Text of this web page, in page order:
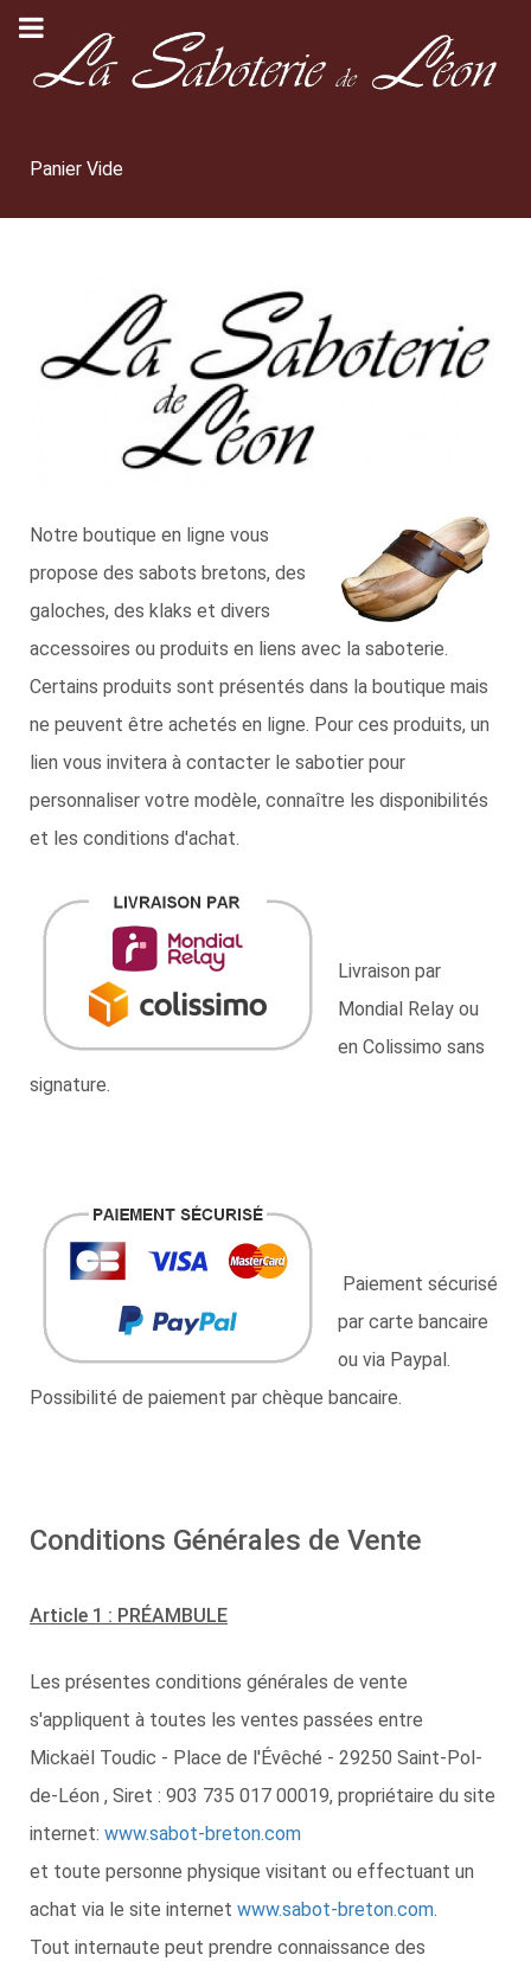
Panier Vide
Notre boutique en ligne vous
propose des sabots bretons, des
galoches, des klaks et divers
accessoires ou produits en liens avec la saboterie.
Certains produits sont présentés dans la boutique mais
ne peuvent être achetés en ligne. Pour ces produits, un
lien vous invitera à contacter le sabotier pour
personnaliser votre modèle, connaître les disponibilités
et les conditions d'achat.
Livraison par
Mondial Relay ou
en Colissimo sans
signature.
Paiement sécurisé
par carte bancaire
ou via Paypal.
Possibilité de paiement par chèque bancaire.
Conditions Générales de Vente
Article 1 : PRÉAMBULE
Les présentes conditions générales de vente
s'appliquent à toutes les ventes passées entre
Mickaël Toudic - Place de l'Évêché - 29250 Saint-Pol-
de-Léon , Siret : 903 735 017 00019, propriétaire du site
internet: www.sabot-breton.com
et toute personne physique visitant ou effectuant un
achat via le site internet www.sabot-breton.com.
Tout internaute peut prendre connaissance des